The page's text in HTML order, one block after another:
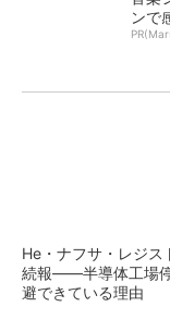
ンで
He・ナフサ・レジス
続報――半導体工場
避できている理由